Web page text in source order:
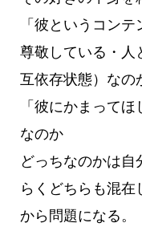
「彼というコン
尊敬している・人
互依存状態）なの
「彼にかまって
なのか
どっちなのかは自
らくどちらも混
から問題になる。